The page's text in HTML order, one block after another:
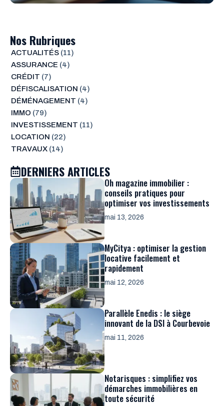
Nos Rubriques
ACTUALITÉS(11)
ASSURANCE (4)
CRÉDIT (7)
DÉFISCALISATION (4)
DÉMÉNAGEMENT (4)
IMMO (79)
INVESTISSEMENT (11)
LOCATION (22)
TRAVAUX(14)
DERNIERS ARTICLES
Oh magazine immobilier :
conseils pratiques pour
optimiser vos investissements
mai 13, 2026
MyCitya : optimiser la gestion
locative facilement et
rapidement
mai 12, 2026
Parallèle Enedis : le siège
innovant de la DSI à Courbevoie
mai 11, 2026
Notarisques : simplifiez vos
démarches immobilières en
toute sécurité